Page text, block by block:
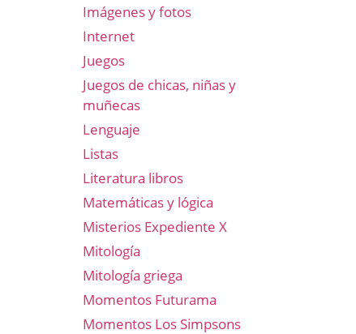
Imágenes y fotos
Internet
Juegos
Juegos de chicas, niñas y
muñecas
Lenguaje
Listas
Literatura libros
Matemáticas y lógica
Misterios Expediente X
Mitología
Mitología griega
Momentos Futurama
Momentos Los Simpsons